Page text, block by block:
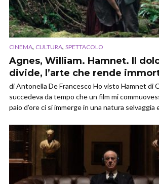
CINEMA, CULTURA, SPETTACOLO
Agnes, William. Hamnet. Il
divide, l’arte che rende
di Antonella De Francesco Ho visto Hamnet di
succedeva da tempo che un film mi
paio d’ore ci si immerge in una natura selvaggia